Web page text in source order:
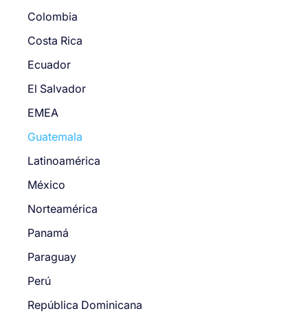
Colombia
Costa Rica
Ecuador
El Salvador
EMEA
Guatemala
Latinoamérica
México
Norteamérica
Panamá
Paraguay
Perú
República Dominicana